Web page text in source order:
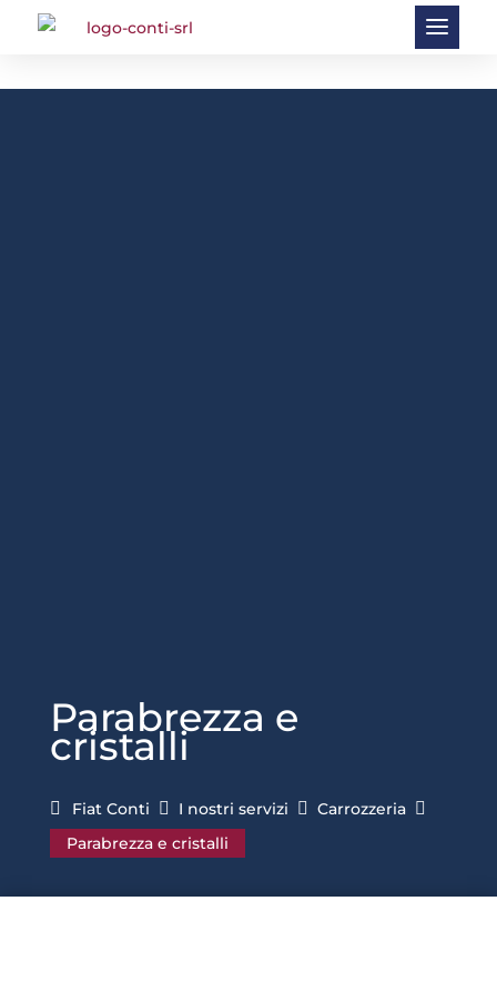
Parabrezza e
cristalli
Fiat Conti  I nostri servizi  Carrozzeria 
Parabrezza e cristalli